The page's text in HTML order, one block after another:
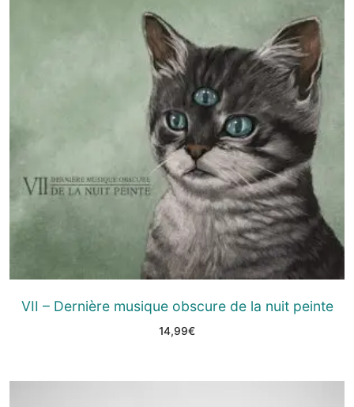
VII – Dernière musique obscure de la nuit peinte
14,99€